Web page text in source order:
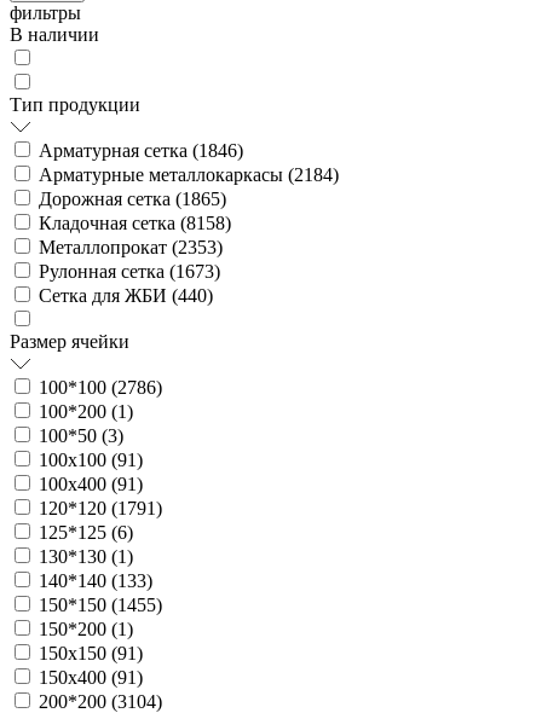
фильтры
В наличии
Тип продукции
Арматурная сетка (1846)
Арматурные металлокаркасы (2184)
Дорожная сетка (1865)
Кладочная сетка (8158)
Металлопрокат (2353)
Рулонная сетка (1673)
Сетка для ЖБИ (440)
Размер ячейки
100*100 (2786)
100*200 (1)
100*50 (3)
100х100 (91)
100х400 (91)
120*120 (1791)
125*125 (6)
130*130 (1)
140*140 (133)
150*150 (1455)
150*200 (1)
150х150 (91)
150х400 (91)
200*200 (3104)